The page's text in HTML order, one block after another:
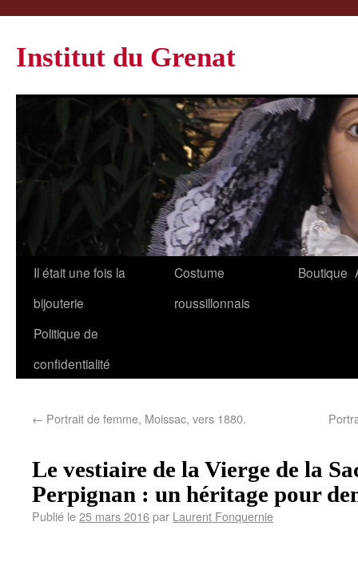
Institut du Grenat
Il était une fois la
bijouterie
Costume
roussillonnais
Boutique
Politique de
confidentialité
← Portrait de femme, Moissac, vers 1880.
Le vestiaire de la Vierge de la
Perpignan : un héritage pour
Publié le25 mars 2016par Laurent Fonquernie